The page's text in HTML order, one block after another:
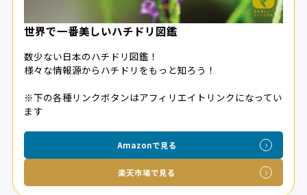
世界で一番美しいハチドリ図鑑
数少ない日本のハチドリ図鑑！
様々な情報源からハチドリをもっと知ろう！
※下の各種リンクボタンはアフィリエイトリンクになってい
ます
Amazonで見る
楽天市場で見る